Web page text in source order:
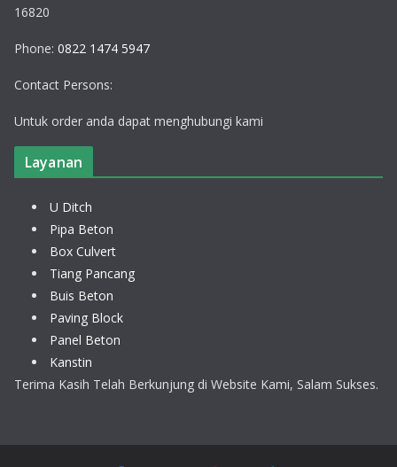
16820
Phone: 0822 1474 5947
Contact Persons:
Untuk order anda dapat menghubungi kami
Layanan
U Ditch
Pipa Beton
Box Culvert
Tiang Pancang
Buis Beton
Paving Block
Panel Beton
Kanstin
Terima Kasih Telah Berkunjung di Website Kami, Salam Sukses.